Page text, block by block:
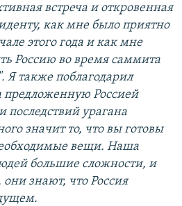
встреча и откровенная
как мне было приятно
этого года и как мне
Россию во время саммита
Я также поблагодарил
предложенную Россией
урагана
значит то, что вы готовы
вещи. Наша
большие сложности, и
знают, что Россия